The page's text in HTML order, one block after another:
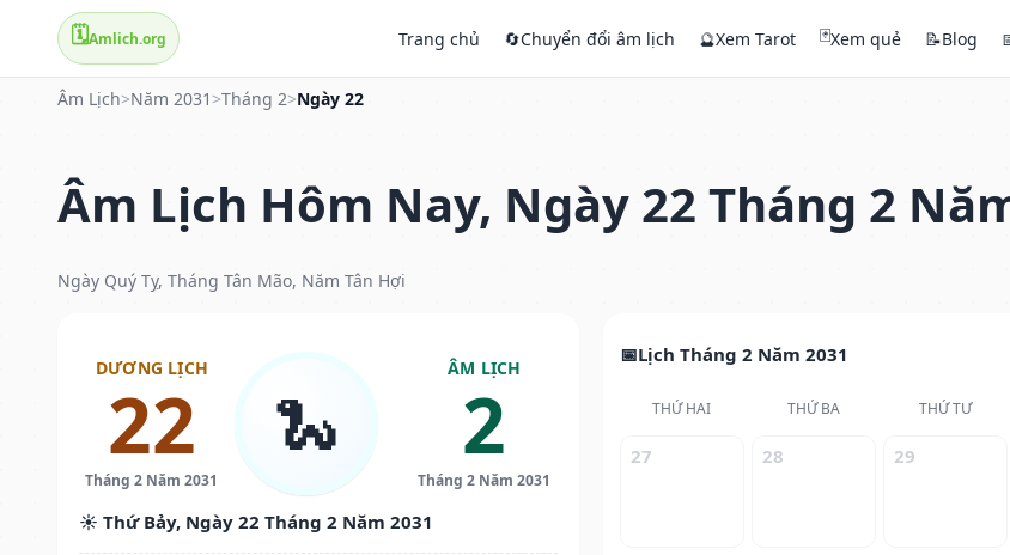
🗓️Amlich.org Trang chủ 🔄Chuyển đổi âm lịch 🔮Xem Tarot 🃏Xem quẻ 📝Blog
Âm Lịch>Năm 2031 >Tháng 2>Ngày 22
Âm Lịch Hôm Nay, Ngày 22 Tháng 2
Ngày Quý Tỵ, Tháng Tân Mão, Năm Tân Hợi
DƯƠNG LỊCH
22
Tháng 2 Năm 2031
🐍
ÂM LỊCH
2
Tháng 2 Năm 2031
☀️ Thứ Bảy, Ngày 22 Tháng 2 Năm 2031
Lịch Tháng 2 Năm 2031
THỨ HAI THỨ BA THỨ TƯ
27 28 29